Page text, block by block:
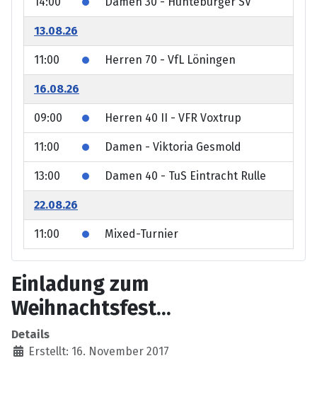
13.08.26
11:00 Herren 70 - VfL Löningen
16.08.26
09:00 Herren 40 II - VFR Voxtrup
11:00 Damen - Viktoria Gesmold
13:00 Damen 40 - TuS Eintracht Rulle
22.08.26
11:00 Mixed-Turnier
Einladung zum
Weihnachtsfest...
Details
Erstellt: 16. November 2017